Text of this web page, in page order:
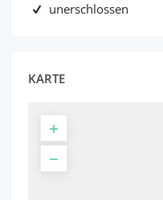
unerschlossen
KARTE